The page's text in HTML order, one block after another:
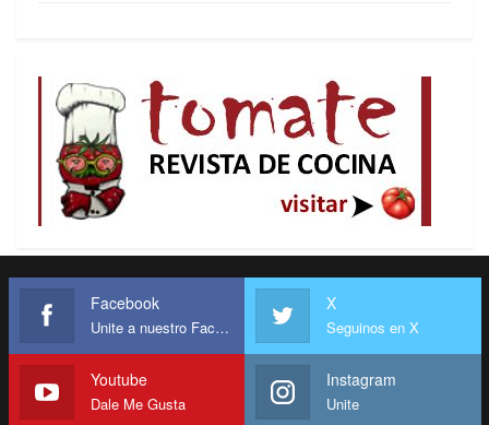
Facebook
Unite a nuestro Facebook
X
Seguinos en X
Youtube
Dale Me Gusta
Instagram
Unite